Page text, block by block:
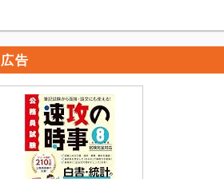
ってみてください。 ＜ヒント編＞ ●最
難だった経験とは・・・ 解答するにあた
り、まず論題にある 「最も困難な経験」
とはどのようなものか考える必要があり
す。ただ、普通の学生生活を送ってきた
で最も困難な経験といわれてもそれに見
うようなものはないと考えてしまう方が
いかと思います。 そのような方は 「最も
困難な経験」 を 「思い通りにいかなかっ
た経験」 と単純に置き換えて考えてみる
広告